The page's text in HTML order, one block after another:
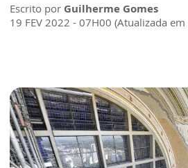
Escrito por Guilherme Gomes
19 FEV 2022 - 07H00 (Atualizada